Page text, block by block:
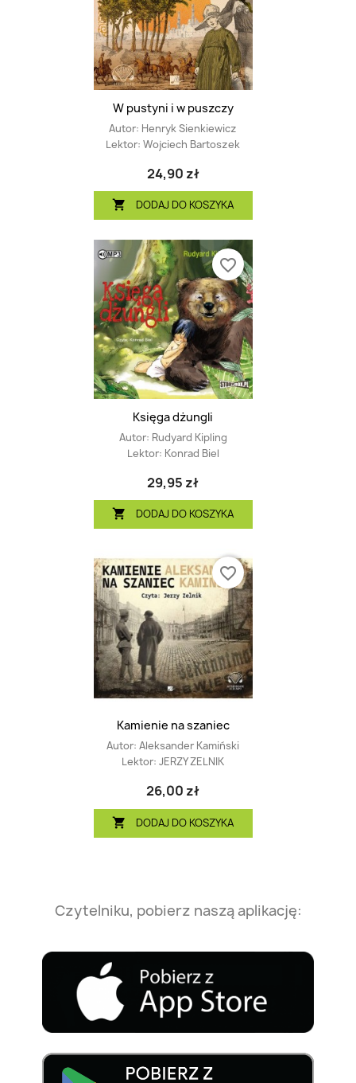
W pustyni i w puszczy
Autor: Henryk Sienkiewicz
Lektor: Wojciech Bartoszek
24,90 zł
 DODAJ DO KOSZYKA
Księga dżungli
Autor: Rudyard Kipling
Lektor: Konrad Biel
29,95 zł
 DODAJ DO KOSZYKA
favorite_border
Kamienie na szaniec
Autor: Aleksander Kamiński
Lektor: JERZY ZELNIK
26,00 zł
 DODAJ DO KOSZYKA
favorite_border
Czytelniku, pobierz naszą aplikację: